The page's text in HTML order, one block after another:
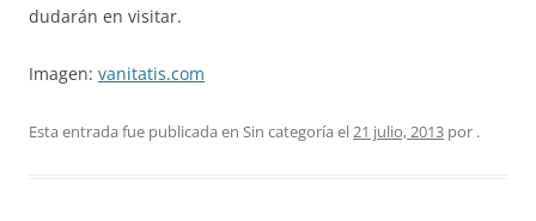
dudarán en visitar.
Imagen: vanitatis.com
Esta entrada fue publicada en Sin categoría el21 julio, 2013 por .